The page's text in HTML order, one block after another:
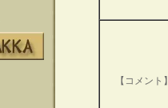
【コメント】